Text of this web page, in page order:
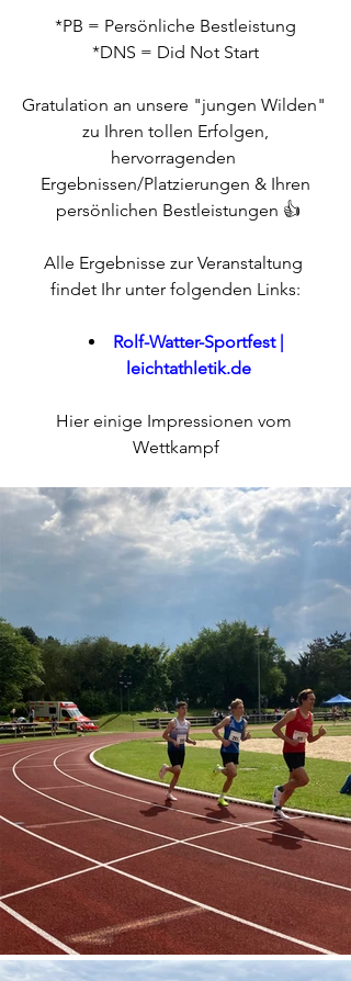
*PB = Persönliche Bestleistung
*DNS = Did Not Start
Gratulation an unsere "jungen Wilden"
zu Ihren tollen Erfolgen,
hervorragenden
Ergebnissen/Platzierungen & Ihren
persönlichen Bestleistungen 👍
Alle Ergebnisse zur Veranstaltung
findet Ihr unter folgenden Links:
Rolf-Watter-Sportfest |
leichtathletik.de
Hier einige Impressionen vom
Wettkampf